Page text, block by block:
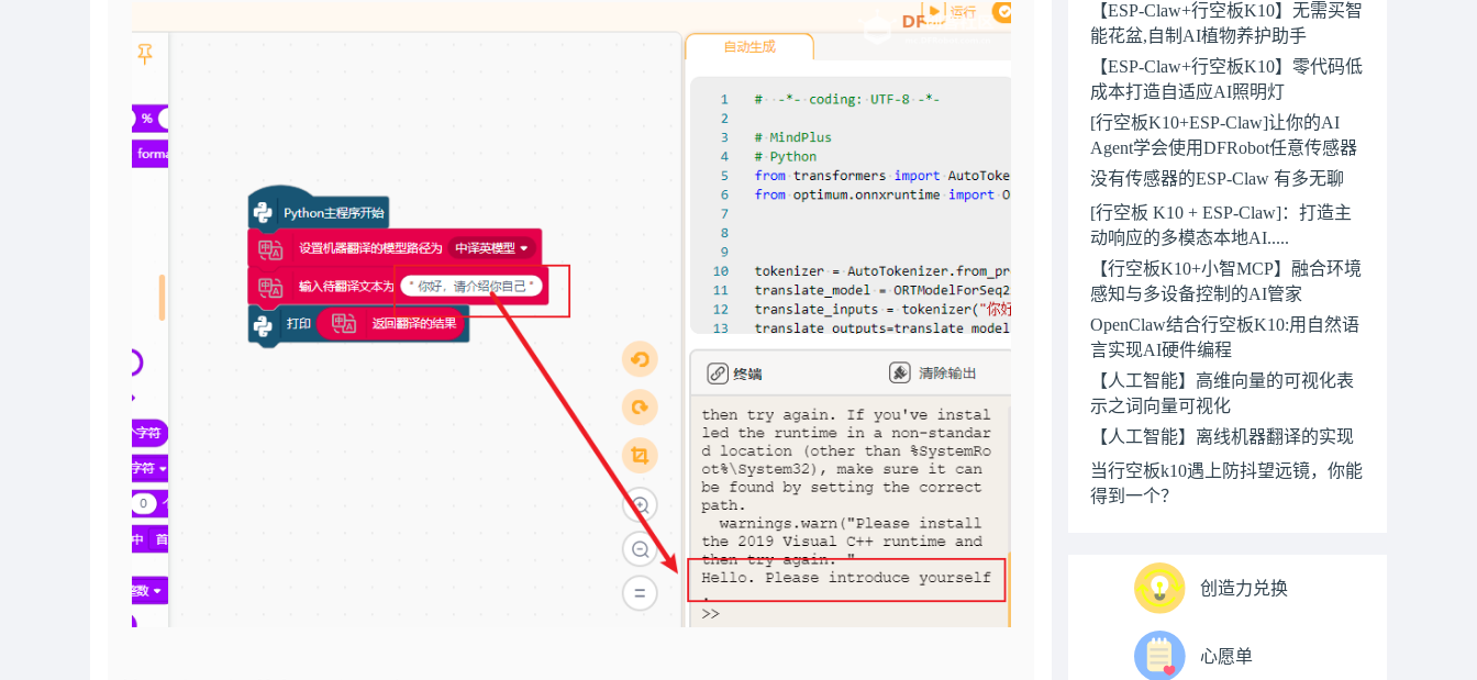
【ESP-Claw+行空板K10】无需买智
能花盆,自制AI植物养护助手
【ESP-Claw+行空板K10】零代码低
成本打造自适应AI照明灯
[行空板K10+ESP-Claw]让你的AI
Agent学会使用DFRobot任意传感器
没有传感器的ESP-Claw 有多无聊
[行空板 K10 + ESP-Claw]：打造主
动响应的多模态本地AI.....
【行空板K10+小智MCP】融合环境
感知与多设备控制的AI管家
OpenClaw结合行空板K10:用自然语
言实现AI硬件编程
【人工智能】高维向量的可视化表
示之词向量可视化
【人工智能】离线机器翻译的实现
当行空板k10遇上防抖望远镜，你能
得到一个？
创造力兑换
心愿单